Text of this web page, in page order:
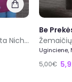
Kepimo smagumas kartu su Beata Nicholson
Be
Uginciene,
5,00€